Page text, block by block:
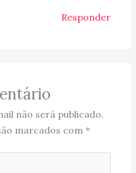
Responder
não será publicado.
marcados com *